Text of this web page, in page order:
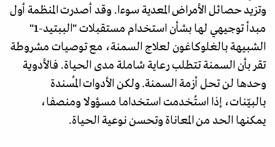
وتزيد حصائل الأمراض المعدية سوءا. وقد أصدرت المنظمة أول
مبدأ توجيهي لها بشأن استخدام مستقبلات "الببتيد-1"
الشبيهة بالغلوكاغون لعلاج السمنة، مع توصيات مشروطة
تقر بأن السمنة تتطلب رعاية شاملة مدى الحياة. فالأدوية
وحدها لن تحل أزمة السمنة. ولكن الأدوات المُسندة
بالبيّنات، إذا استُخدمت استخداما مسؤولا ومنصفا،
يمكنها الحد من المعاناة وتحسن نوعية الحياة.